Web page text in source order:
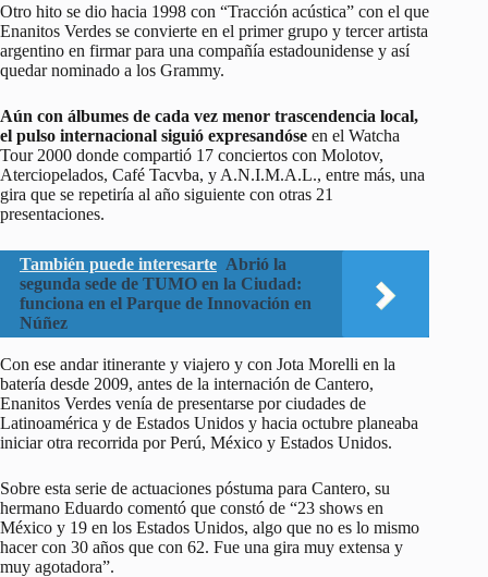
Otro hito se dio hacia 1998 con “Tracción acústica” con el que
Enanitos Verdes se convierte en el primer grupo y tercer artista
argentino en firmar para una compañía estadounidense y así
quedar nominado a los Grammy.
Aún con álbumes de cada vez menor trascendencia local,
el pulso internacional siguió expresandóse en el Watcha
Tour 2000 donde compartió 17 conciertos con Molotov,
Aterciopelados, Café Tacvba, y A.N.I.M.A.L., entre más, una
gira que se repetiría al año siguiente con otras 21
presentaciones.
También puede interesarte Abrió la
segunda sede de TUMO en la Ciudad:
funciona en el Parque de Innovación en
Núñez
Con ese andar itinerante y viajero y con Jota Morelli en la
batería desde 2009, antes de la internación de Cantero,
Enanitos Verdes venía de presentarse por ciudades de
Latinoamérica y de Estados Unidos y hacia octubre planeaba
iniciar otra recorrida por Perú, México y Estados Unidos.
Sobre esta serie de actuaciones póstuma para Cantero, su
hermano Eduardo comentó que constó de “23 shows en
México y 19 en los Estados Unidos, algo que no es lo mismo
hacer con 30 años que con 62. Fue una gira muy extensa y
muy agotadora”.